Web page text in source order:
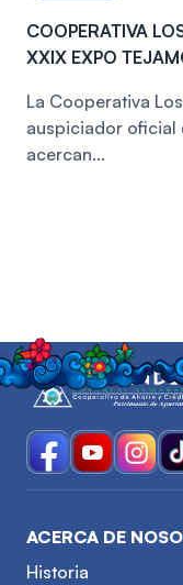
COOPERATIVA
XXIX EXPO
La Cooperativa
auspiciador oficial
acercan...
ACERCA DE
Historia